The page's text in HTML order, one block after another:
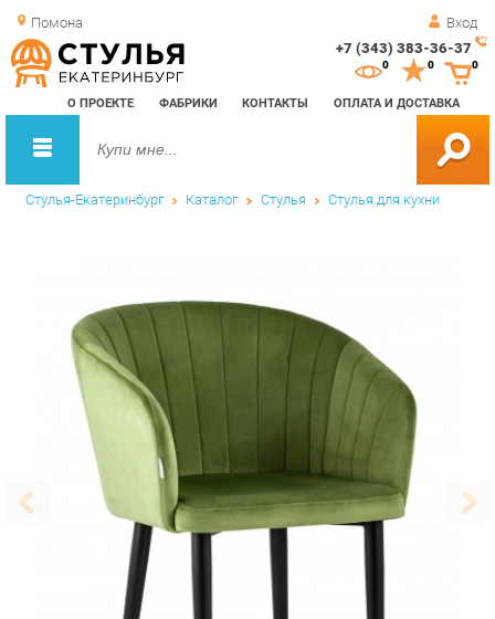
Помона Вход
+7 (343) 383-36-37
О ПРОЕКТЕ ФАБРИКИ КОНТАКТЫ ОПЛАТА И ДОСТАВКА
0 0
Стулья-Екатеринбург Каталог Стулья Стулья для кухни